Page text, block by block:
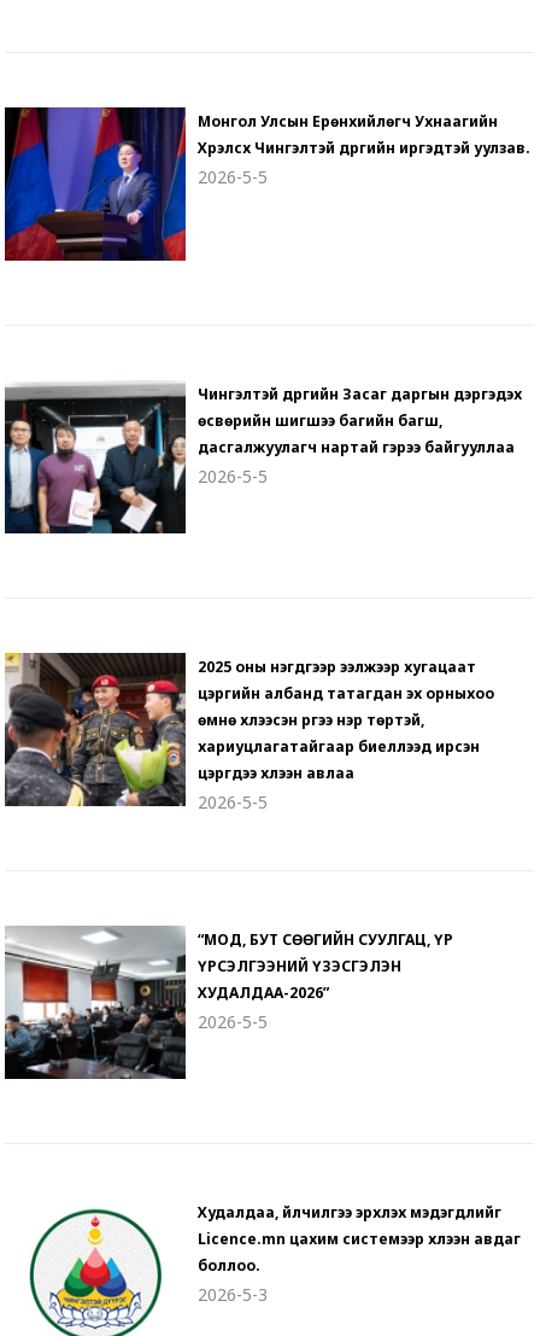
Монгол Улсын Ерөнхийлөгч Ухнаагийн
Хүрэлсүх Чингэлтэй дүүргийн иргэдтэй уулзав.
2026-5-5
Чингэлтэй дүүргийн Засаг даргын дэргэдэх
өсвөрийн шигшээ багийн багш,
дасгалжуулагч нартай гэрээ байгууллаа
2026-5-5
2025 оны нэгдүгээр ээлжээр хугацаат
цэргийн албанд татагдан эх орныхоо
өмнө хүлээсэн үүргээ нэр төртэй,
хариуцлагатайгаар биелүүлээд ирсэн
цэргүүдээ хүлээн авлаа
2026-5-5
“МОД, БУТ СӨӨГИЙН СУУЛГАЦ, ҮР
ҮРСЭЛГЭЭНИЙ ҮЗЭСГЭЛЭН
ХУДАЛДАА-2026”
2026-5-5
Худалдаа, үйлчилгээ эрхлэх мэдэгдлийг
Licence.mn цахим системээр хүлээн авдаг
боллоо.
2026-5-3